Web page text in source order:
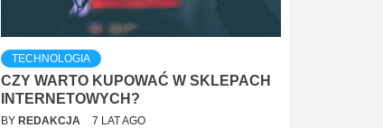
TECHNOLOGIA
CZY WARTO KUPOWAĆ W SKLEPACH
INTERNETOWYCH?
BY REDAKCJA 7 LAT AGO